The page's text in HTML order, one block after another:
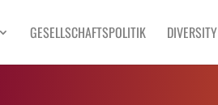
GESELLSCHAFTSPOLITIK DIVERSITY